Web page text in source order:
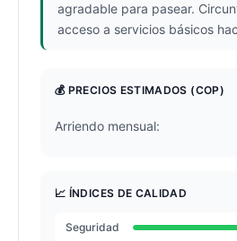
agradable para pasear.
acceso a servicios básicos
💰 PRECIOS ESTIMADOS (COP)
Arriendo mensual:
📈 ÍNDICES DE CALIDAD
Seguridad